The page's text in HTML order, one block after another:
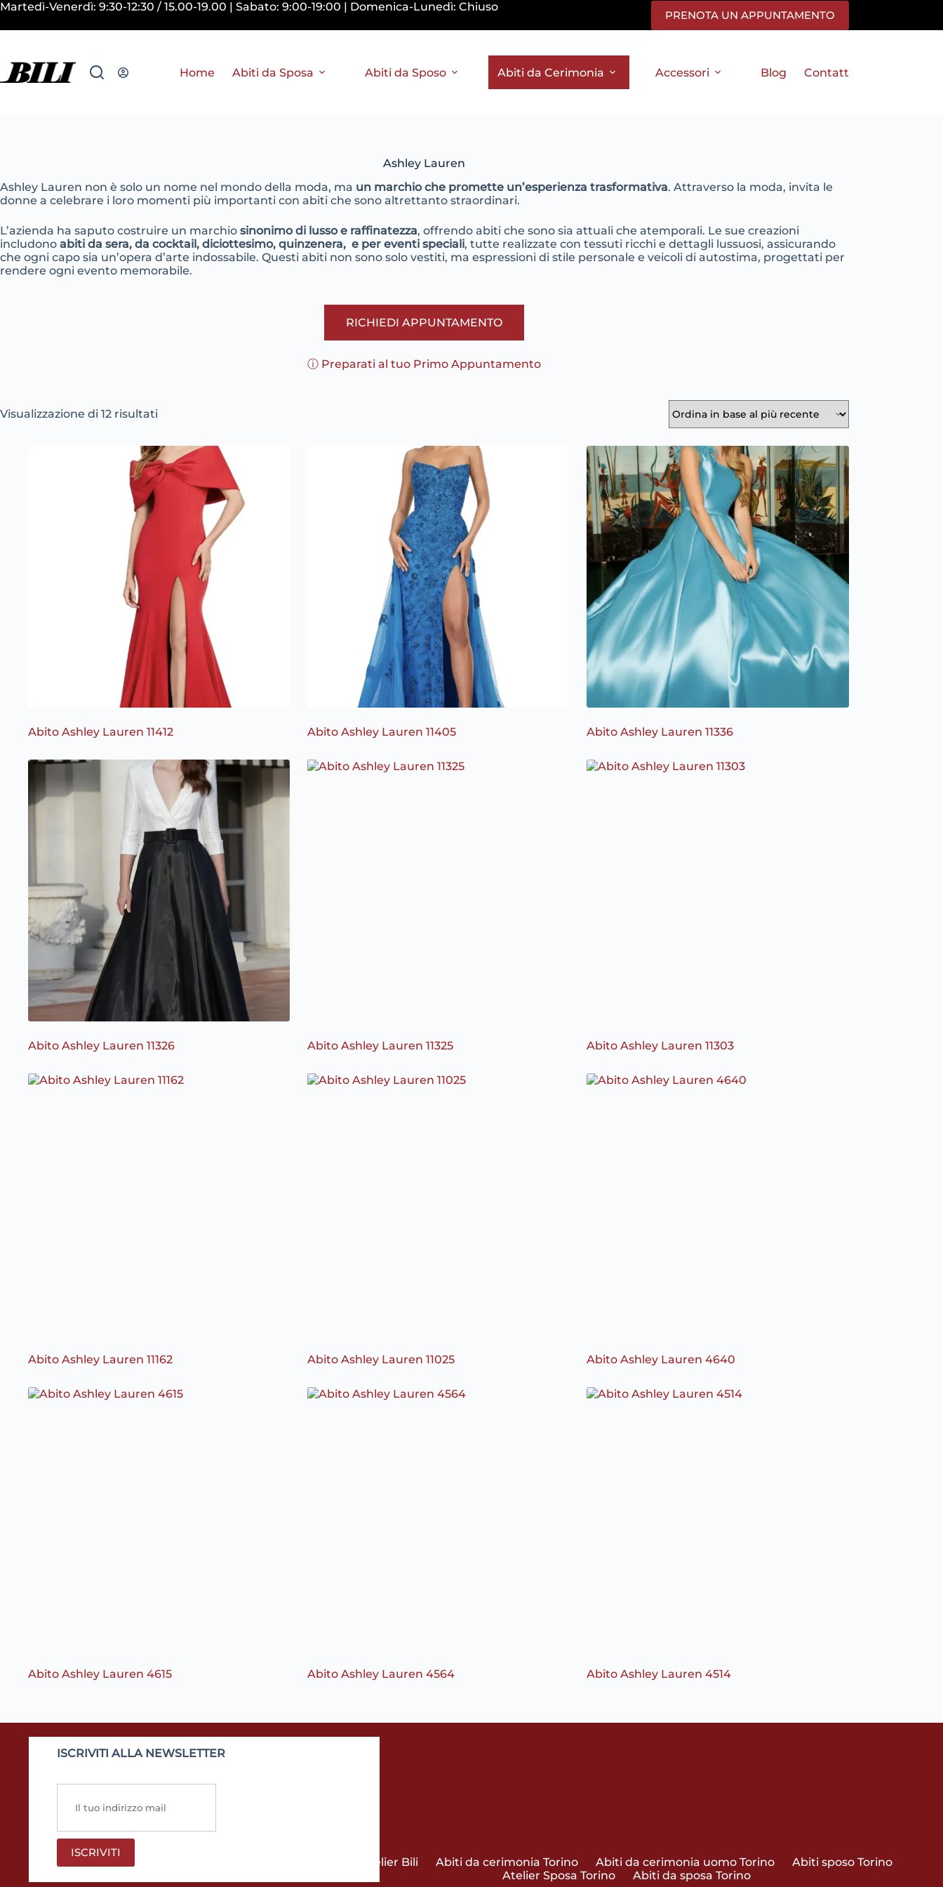
Salta
contenuto
Martedì-Venerdì: 9:30-12:30 / 15.00-19.00 | Sabato: 9:00-19:00 | Domenica-Lunedì: Chiuso
PRENOTA UN APPUNTAMENTO
Home Abiti da Sposa Abiti da Sposo Abiti da Cerimonia Accessori Blog Contatti
Ashley Lauren
Ashley Lauren non è solo un nome nel mondo della moda, ma un marchio che promette un’esperienza trasformativa. Attraverso la moda, invita le
donne a celebrare i loro momenti più importanti con abiti che sono altrettanto straordinari.
L’azienda ha saputo costruire un marchio sinonimo di lusso e raffinatezza, offrendo abiti che sono sia attuali che atemporali. Le sue creazioni
includono abiti da sera, da cocktail, diciottesimo, quinzenera, e per eventi speciali, tutte realizzate con tessuti ricchi e dettagli lussuosi, assicurando
che ogni capo sia un’opera d’arte indossabile. Questi abiti non sono solo vestiti, ma espressioni di stile personale e veicoli di autostima, progettati per
rendere ogni evento memorabile.
RICHIEDI APPUNTAMENTO
ⓘ Preparati al tuo Primo Appuntamento
Visualizzazione di 12 risultatiOrdina
al
più
recente
Abito Ashley Lauren 11412 Abito Ashley Lauren 11405 Abito Ashley Lauren 11336
Abito Ashley Lauren 11326 Abito Ashley Lauren 11325 Abito Ashley Lauren 11303
Abito Ashley Lauren 11162 Abito Ashley Lauren 11025 Abito Ashley Lauren 4640
Abito Ashley Lauren 4615 Abito Ashley Lauren 4564 Abito Ashley Lauren 4514
ISCRIVITI ALLA NEWSLETTER
Atelier Bili Abiti da cerimonia Torino Abiti da cerimonia uomo Torino
Abiti sposo Torino
Atelier Sposa Torino
Abiti da sposa Torino